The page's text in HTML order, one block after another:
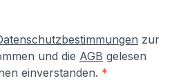
eine
Pulverlackierung (z.T.
genannt) mit
in Fassadenqualität, dies
zur
und die AGB gelesen
einverstanden. *